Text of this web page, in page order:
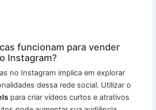
funcionam para vender
Instagram?
no Instagram implica em explorar
dessa rede social. Utilizar o
para criar vídeos curtos e atrativos